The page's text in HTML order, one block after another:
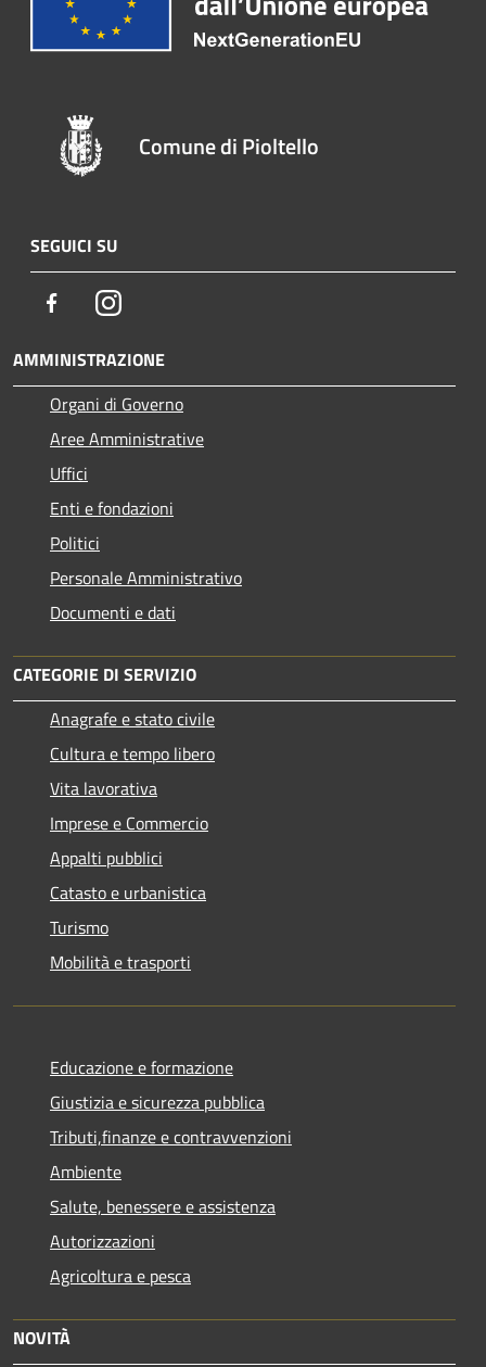
Comune di Pioltello
SEGUICI SU
FacebookInstagram
AMMINISTRAZIONE
Organi di Governo
Aree Amministrative
Uffici
Enti e fondazioni
Politici
Personale Amministrativo
Documenti e dati
CATEGORIE DI SERVIZIO
Anagrafe e stato civile
Cultura e tempo libero
Vita lavorativa
Imprese e Commercio
Appalti pubblici
Catasto e urbanistica
Turismo
Mobilità e trasporti
Educazione e formazione
Giustizia e sicurezza pubblica
Tributi,finanze e contravvenzioni
Ambiente
Salute, benessere e assistenza
Autorizzazioni
Agricoltura e pesca
NOVITÀ